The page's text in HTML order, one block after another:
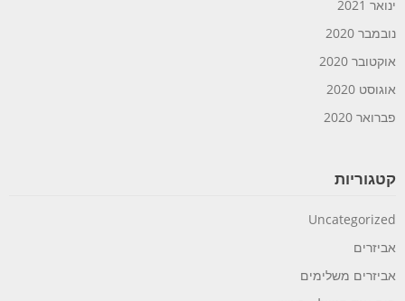
ינואר 2021
נובמבר 2020
אוקטובר 2020
אוגוסט 2020
פברואר 2020
קטגוריות
Uncategorized
אביזרים
אביזרים משלימים